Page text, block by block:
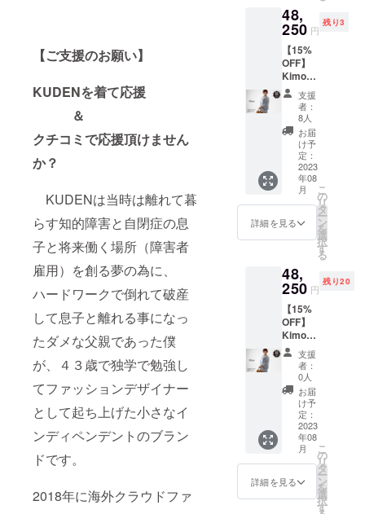
【ご支援のお願い】
KUDENを着て応援
＆
クチコミで応援頂けません
か？
KUDENは当時は離れて暮
らす知的障害と自閉症の息
子と将来働く場所（障害者
雇用）を創る夢の為に、
ハードワークで倒れて破産
して息子と離れる事になっ
たダメな父親であった僕
が、４３歳で独学で勉強し
てファッションデザイナー
として起ち上げた小さなイ
ンディペンデントのブラン
ドです。
2018年に海外クラウドファ
＝＝＝
＝＝＝
＝ ※表
地カ
ラーは
ブラッ
クのみ
となり
ます
カ
ラー：
ブラッ
ク ・7
月〜8月
発送予
定 ・1st
ロット
生産 ※
生地の
在庫数
の関係
で、本
リター
ンが最
速のお
届けと
ン売り
切れた
後にリ
ターン
が追加
された
場合は
生地の
生産期
間が必
要な
為、お
届けが8
月以降
になる
事が見
込まれ
48,
250 円
残り3
【15%
OFF】
Kimono
Gown
(ブルー
グレイ)
・定価
55,000
→46,75
0円
+送料
1,500円
・税込
み、送
料込み
カ
ラー：
ブルー
グレイ
・7月〜
8月発送
予定 ・
1stロッ
ト生産
※生地の
在庫数
の関係
で、本
リター
ンが最
速のお
届けと
支援
者：
8人
お届
け予
定：
2023
年08
月
詳細を見る
こ
の
リ
タ
ー
ン
を
選
択
す
る
48,
250 円
残り20
【15%
OFF】
Kimono
Gown
(ブルー
グレイ)
・定価
55,000
→46,75
0円
+送料
1,500円
・税込
み、送
料込み
支援
者：
0人
お届
け予
定：
2023
年08
月
詳細を見る
こ
の
リ
タ
ー
ン
を
選
択
す